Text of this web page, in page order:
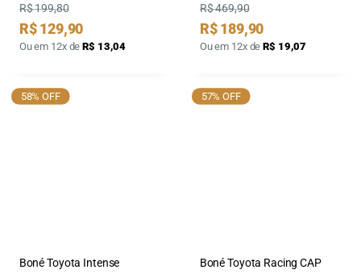
Preço
por
R$ 129,90
Preço
R$ 199,80
Ou em 12x deR$ 13,04
Preço
por
R$ 189,90
Preço
R$ 469,90
Ou em 12x deR$ 19,07
58% OFF
Boné Toyota Intense
57% OFF
Boné Toyota Racing CAP